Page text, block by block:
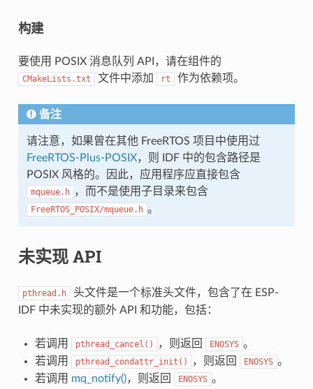
构建
要使用 POSIX 消息队列 API，请在组件的
CMakeLists.txt 文件中添加 rt 作为依赖项。
备注
请注意，如果曾在其他 FreeRTOS 项目中使用过
FreeRTOS-Plus-POSIX，则 IDF 中的包含路径是
POSIX 风格的。因此，应用程序应直接包含
mqueue.h ，而不是使用子目录来包含
FreeRTOS_POSIX/mqueue.h 。
未实现 API
pthread.h
头文件是一个标准头文件，包含了在 ESP-
IDF 中未实现的额外 API 和功能，包括：
若调用 pthread_cancel() ，则返回 ENOSYS 。
若调用
pthread_condattr_init() ，则返回 ENOSYS 。
若调用 mq_notify()，则返回 ENOSYS 。